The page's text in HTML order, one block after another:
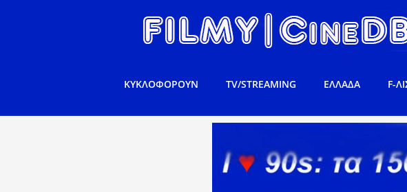
ΚΥΚΛΟΦΟΡΟΥΝ TV/STREAMING ΕΛΛΑΔΑ F-